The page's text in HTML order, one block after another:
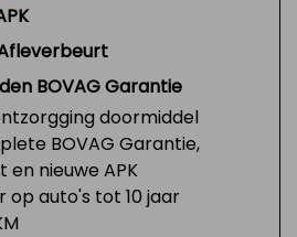
BOVAG Garantie
doormiddel
BOVAG Garantie,
nieuwe APK
op auto's tot 10 jaar